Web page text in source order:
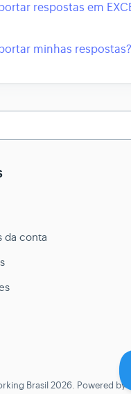
respostas em
minhas respostas?
da conta
Brasil 2026. Powered by